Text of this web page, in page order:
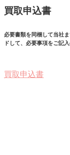
買取申込書
必要書類を同梱して当社
ドして、必要事項をご記
買取申込書